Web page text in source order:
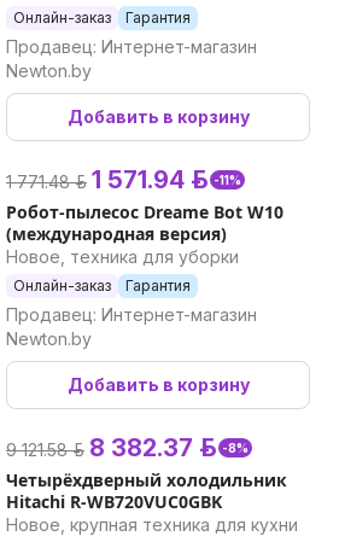
Онлайн-заказ Гарантия
Продавец: Интернет-магазин
Newton.by
Добавить в корзину
1 771.48 р. 1 571.94 р. -11%
Робот-пылесос Dreame Bot W10
(международная версия)
Новое, техника для уборки
Онлайн-заказ Гарантия
Продавец: Интернет-магазин
Newton.by
Добавить в корзину
9 121.58 р. 8 382.37 р. -8%
Четырёхдверный холодильник
Hitachi R-WB720VUC0GBK
Новое, крупная техника для кухни